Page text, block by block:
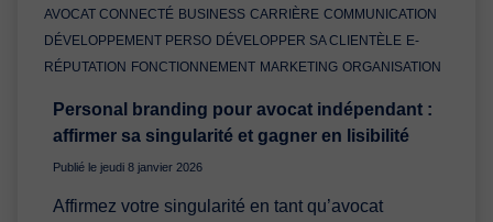
AVOCAT CONNECTÉ BUSINESS CARRIÈRE COMMUNICATION
DÉVELOPPEMENT PERSO DÉVELOPPER SA CLIENTÈLE E-
RÉPUTATION FONCTIONNEMENT MARKETING ORGANISATION
Personal branding pour avocat indépendant :
affirmer sa singularité et gagner en lisibilité
Publié le jeudi 8 janvier 2026
Affirmez votre singularité en tant qu’avocat